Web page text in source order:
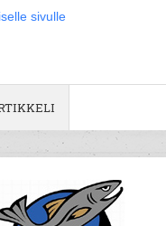
sivulle